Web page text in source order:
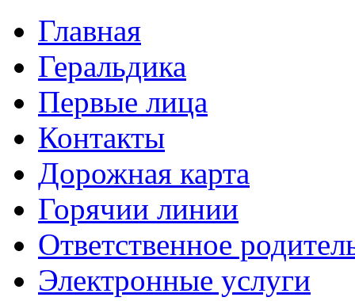
Главная
Геральдика
Первые лица
Контакты
Дорожная карта
Горячии линии
Ответственное
Электронные услуги